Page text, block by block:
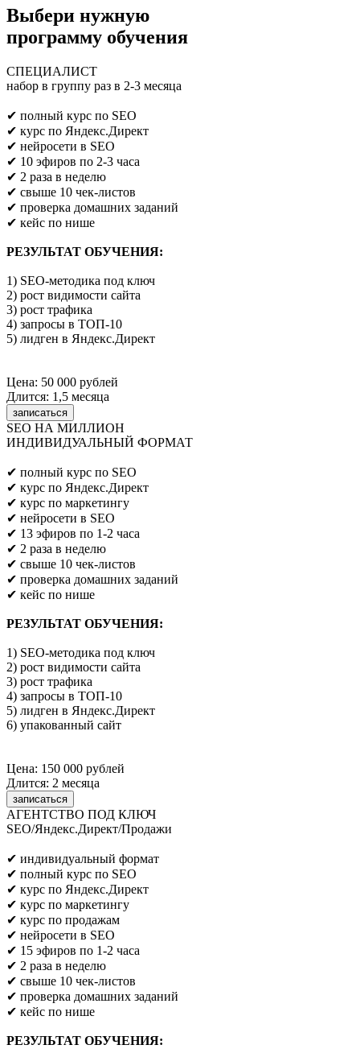
Выбери нужную
программу обучения
СПЕЦИАЛИСТ
набор в группу раз в 2-3 месяца
✔ полный курс по SEO
✔ курс по Яндекс.Директ
✔ нейросети в SEO
✔ 10 эфиров по 2-3 часа
✔ 2 раза в неделю
✔ свыше 10 чек-листов
✔ проверка домашних заданий
✔ кейс по нише
РЕЗУЛЬТАТ ОБУЧЕНИЯ:
1) SEO-методика под ключ
2) рост видимости сайта
3) рост трафика
4) запросы в ТОП-10
5) лидген в Яндекс.Директ
Цена: 50 000 рублей
Длится: 1,5 месяца
записаться
SEO НА МИЛЛИОН
ИНДИВИДУАЛЬНЫЙ ФОРМАТ
✔ полный курс по SEO
✔ курс по Яндекс.Директ
✔ курс по маркетингу
✔ нейросети в SEO
✔ 13 эфиров по 1-2 часа
✔ 2 раза в неделю
✔ свыше 10 чек-листов
✔ проверка домашних заданий
✔ кейс по нише
РЕЗУЛЬТАТ ОБУЧЕНИЯ:
1) SEO-методика под ключ
2) рост видимости сайта
3) рост трафика
4) запросы в ТОП-10
5) лидген в Яндекс.Директ
6) упакованный сайт
Цена: 150 000 рублей
Длится: 2 месяца
записаться
АГЕНТСТВО ПОД КЛЮЧ
SEO/Яндекс.Директ/Продажи
✔ индивидуальный формат
✔ полный курс по SEO
✔ курс по Яндекс.Директ
✔ курс по маркетингу
✔ курс по продажам
✔ нейросети в SEO
✔ 15 эфиров по 1-2 часа
✔ 2 раза в неделю
✔ свыше 10 чек-листов
✔ проверка домашних заданий
✔ кейс по нише
РЕЗУЛЬТАТ ОБУЧЕНИЯ: